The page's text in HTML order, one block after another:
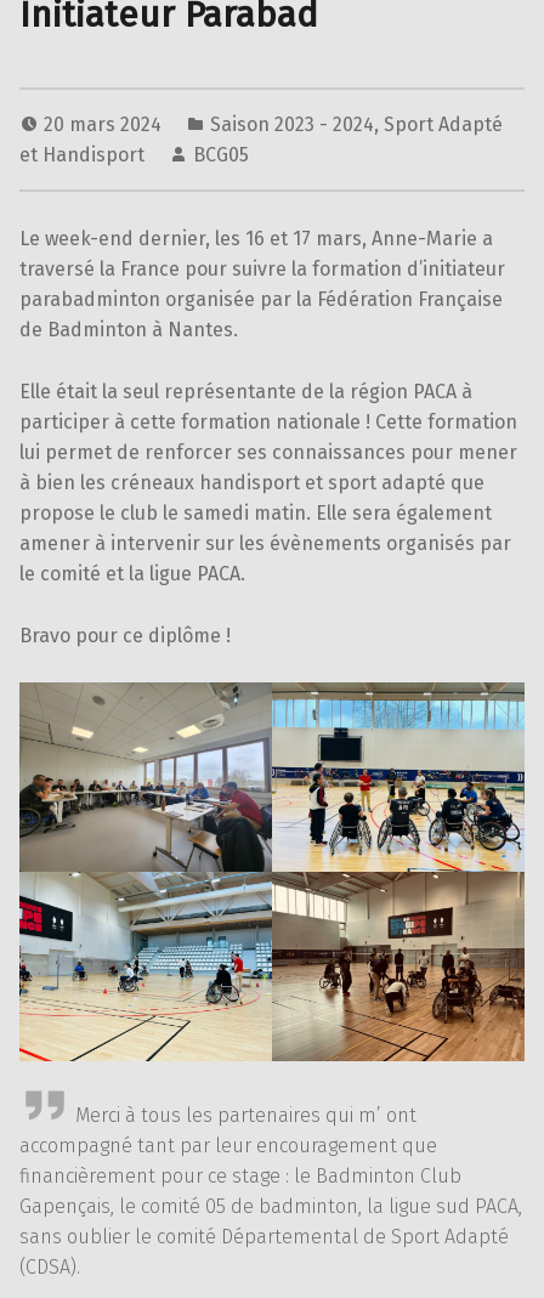
Initiateur Parabad
20 mars 2024 Saison 2023 - 2024, Sport Adapté
et Handisport
BCG05
Le week-end dernier, les 16 et 17 mars, Anne-Marie a
traversé la France pour suivre la formation d’initiateur
parabadminton organisée par la Fédération Française
de Badminton à Nantes.
Elle était la seul représentante de la région PACA à
participer à cette formation nationale ! Cette formation
lui permet de renforcer ses connaissances pour mener
à bien les créneaux handisport et sport adapté que
propose le club le samedi matin. Elle sera également
amener à intervenir sur les évènements organisés par
le comité et la ligue PACA.
Bravo pour ce diplôme !
Merci à tous les partenaires qui m’ ont
accompagné tant par leur encouragement que
financièrement pour ce stage : le Badminton Club
Gapençais, le comité 05 de badminton, la ligue sud PACA,
sans oublier le comité Départemental de Sport Adapté
(CDSA).